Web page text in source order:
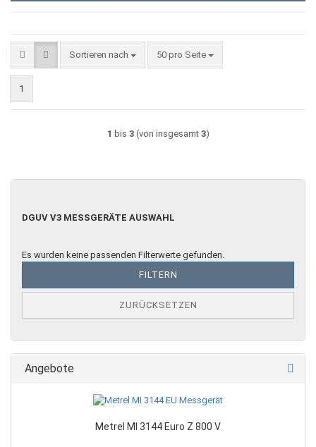
Sortieren nach
Sortieren nach 50 pro Seite
pro Seite
1
1 bis 3(von insgesamt 3)
DGUV
AUSWAHL
DGUV V3 MESSGERÄTE AUSWAHL
Es wurden keine passenden Filterwerte gefunden.
FILTERN
ZURÜCKSETZEN
Angebote
Metrel MI 3144 Euro Z 800 V